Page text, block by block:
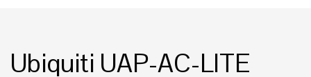
Ubiquiti UAP-AC-LITE